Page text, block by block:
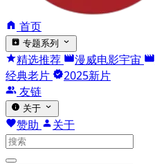
首页
专题系列
精选推荐 漫威电影宇宙
经典老片
2025新片
友链
关于
赞助 关于